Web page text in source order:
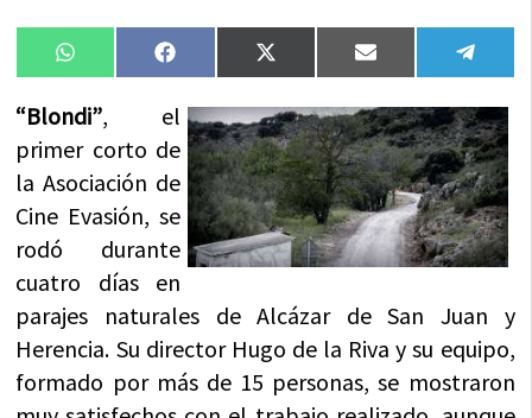
Compartir
en
WhatsAppCompartir
en
FacebookCompartir
en
X
(Twitter)
Compartir
en
Email
en
“Blondi”, el
primer corto de
la Asociación de
Cine Evasión, se
rodó durante
cuatro días en
parajes naturales de Alcázar de San Juan y
Herencia. Su director Hugo de la Riva y su equipo,
formado por más de 15 personas, se mostraron